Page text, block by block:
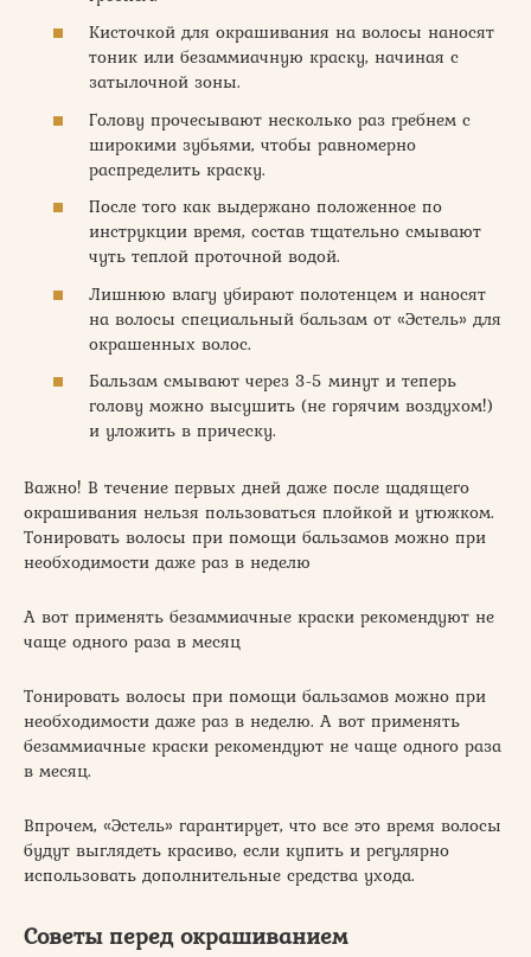
Кисточкой для окрашивания на волосы наносят
тоник или безаммиачную краску, начиная с
затылочной зоны.
Голову прочесывают несколько раз гребнем с
широкими зубьями, чтобы равномерно
распределить краску.
После того как выдержано положенное по
инструкции время, состав тщательно смывают
чуть теплой проточной водой.
Лишнюю влагу убирают полотенцем и наносят
на волосы специальный бальзам от «Эстель» для
окрашенных волос.
Бальзам смывают через 3-5 минут и теперь
голову можно высушить (не горячим воздухом!)
и уложить в прическу.
Важно! В течение первых дней даже после щадящего
окрашивания нельзя пользоваться плойкой и утюжком.
Тонировать волосы при помощи бальзамов можно при
необходимости даже раз в неделю
А вот применять безаммиачные краски рекомендуют не
чаще одного раза в месяц
Тонировать волосы при помощи бальзамов можно при
необходимости даже раз в неделю. А вот применять
безаммиачные краски рекомендуют не чаще одного раза
в месяц.
Впрочем, «Эстель» гарантирует, что все это время волосы
будут выглядеть красиво, если купить и регулярно
использовать дополнительные средства ухода.
Советы перед окрашиванием